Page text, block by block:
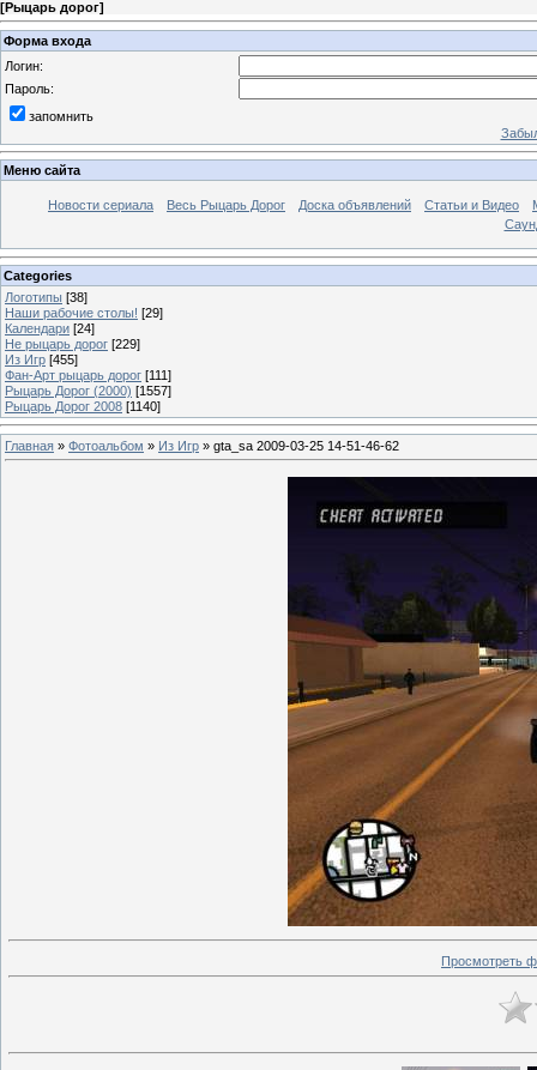
[Рыцарь дорог]
Форма входа
Логин:
Пароль:
запомнить
Меню сайта
Новости сериала Весь Рыцарь Дорог Доска объявлений Статьи и Видео
Categories
Логотипы [38]
Наши рабочие столы! [29]
Календари [24]
Не рыцарь дорог [229]
Из Игр [455]
Фан-Арт рыцарь дорог [111]
Рыцарь Дорог (2000) [1557]
Рыцарь Дорог 2008 [1140]
Главная » Фотоальбом » Из Игр » gta_sa 2009-03-25 14-51-46-62
Просмотреть